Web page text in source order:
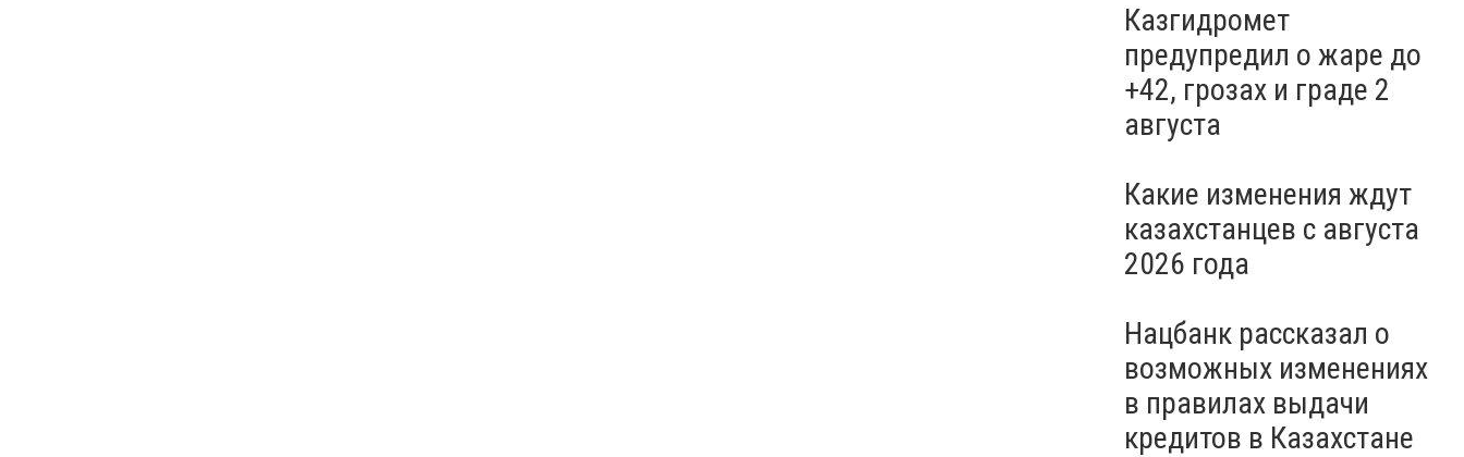
Казгидромет
предупредил о жаре до
+42, грозах и граде 2
августа
Какие изменения ждут
казахстанцев с августа
2026 года
Нацбанк рассказал о
возможных изменениях
в правилах выдачи
кредитов в Казахстане